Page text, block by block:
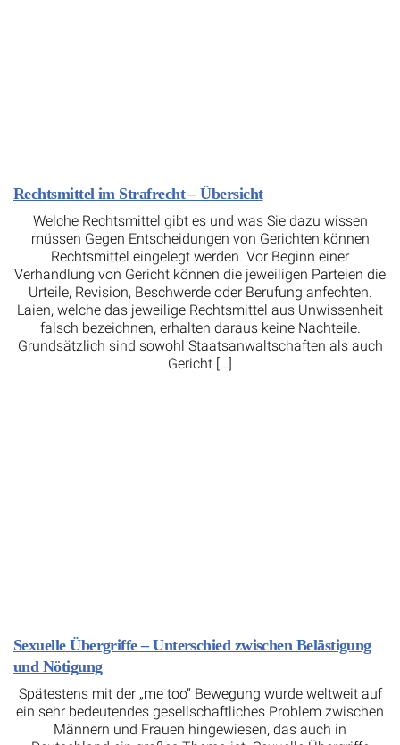
Rechtsmittel im Strafrecht – Übersicht
Welche Rechtsmittel gibt es und was Sie dazu wissen
müssen Gegen Entscheidungen von Gerichten können
Rechtsmittel eingelegt werden. Vor Beginn einer
Verhandlung von Gericht können die jeweiligen Parteien die
Urteile, Revision, Beschwerde oder Berufung anfechten.
Laien, welche das jeweilige Rechtsmittel aus Unwissenheit
falsch bezeichnen, erhalten daraus keine Nachteile.
Grundsätzlich sind sowohl Staatsanwaltschaften als auch
Gericht […]
Sexuelle Übergriffe – Unterschied zwischen Belästigung
und Nötigung
Spätestens mit der „me too“ Bewegung wurde weltweit auf
ein sehr bedeutendes gesellschaftliches Problem zwischen
Männern und Frauen hingewiesen, das auch in